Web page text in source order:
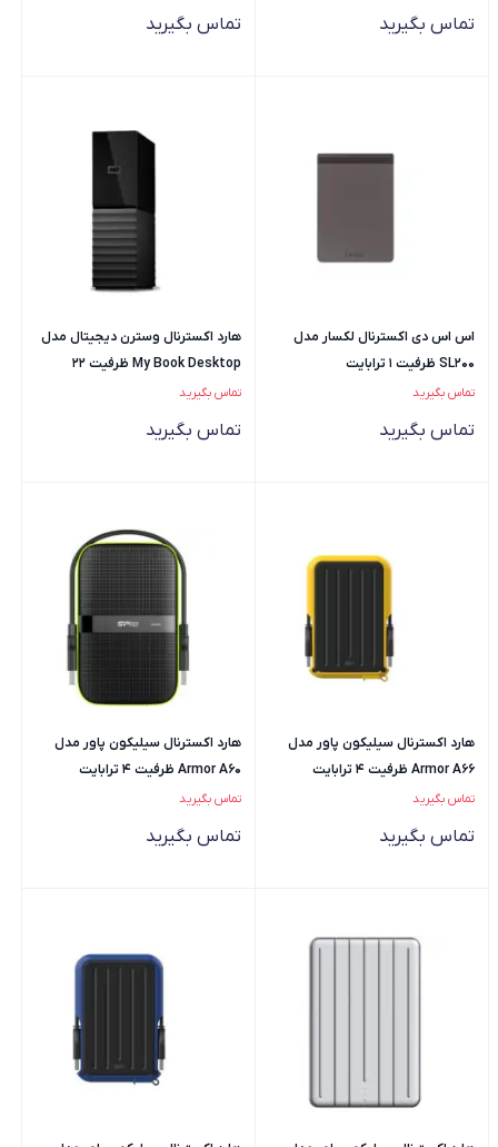
تماس بگیرید تماس بگیرید
اس اس دی اکسترنال لکسار مدل
SL200 ظرفیت 1 ترابایت
تماس بگیرید
تماس بگیرید
هارد اکسترنال وسترن دیجیتال مدل
My Book Desktop ظرفیت 22
ترابایت
تماس بگیرید
تماس بگیرید
هارد اکسترنال سیلیکون پاور مدل
Armor A66 ظرفیت 4 ترابایت
تماس بگیرید
تماس بگیرید
هارد اکسترنال سیلیکون پاور مدل
Armor A60 ظرفیت 4 ترابایت
تماس بگیرید
تماس بگیرید